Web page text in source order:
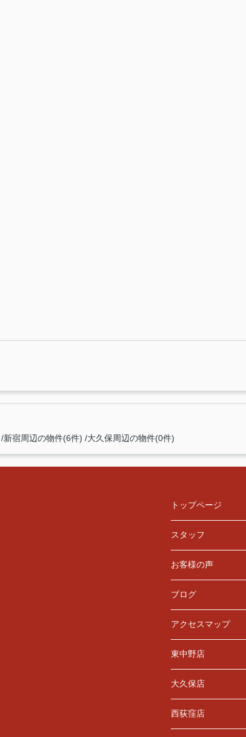
新宿周辺の物件(6件) 大久保周辺の物件(0件)
トップページ
スタッフ
お客様の声
ブログ
アクセスマップ
東中野店
大久保店
西荻窪店